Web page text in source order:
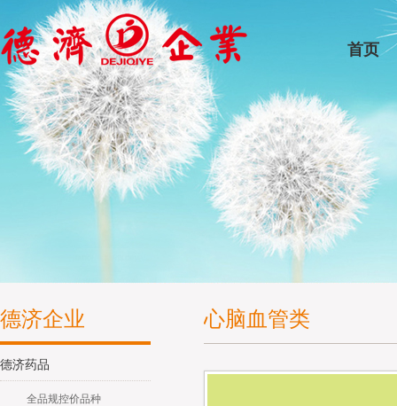
首页
德济企业
德济药品
全品规控价品种
心脑血管类